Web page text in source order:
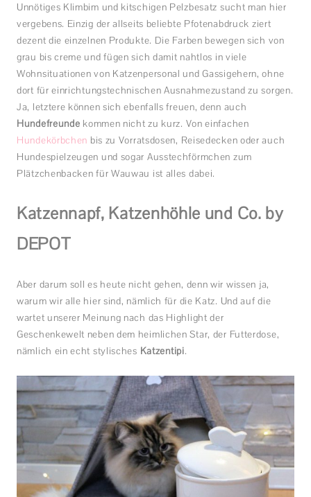
Unnötiges Klimbim und kitschigen Pelzbesatz sucht man hier
vergebens. Einzig der allseits beliebte Pfotenabdruck ziert
dezent die einzelnen Produkte. Die Farben bewegen sich von
grau bis creme und fügen sich damit nahtlos in viele
Wohnsituationen von Katzenpersonal und Gassigehern, ohne
dort für einrichtungstechnischen Ausnahmezustand zu sorgen.
Ja, letztere können sich ebenfalls freuen, denn auch
Hundefreunde kommen nicht zu kurz. Von einfachen
Hundekörbchen bis zu Vorratsdosen, Reisedecken oder auch
Hundespielzeugen und sogar Ausstechförmchen zum
Plätzchenbacken für Wauwau ist alles dabei.
Katzennapf, Katzenhöhle und Co. by
DEPOT
Aber darum soll es heute nicht gehen, denn wir wissen ja,
warum wir alle hier sind, nämlich für die Katz. Und auf die
wartet unserer Meinung nach das Highlight der
Geschenkewelt neben dem heimlichen Star, der Futterdose,
nämlich ein echt stylisches Katzentipi.